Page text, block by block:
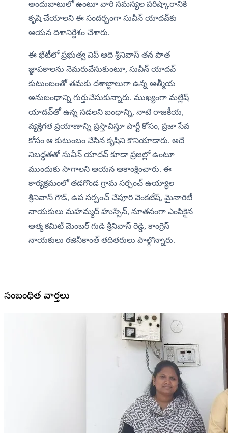
అందుబాటులో ఉంటూ వారి సమస్యల పరిష్కారానికి
కృషి చేయాలని ఈ సందర్భంగా సువీన్ యాదవ్‌కు
ఆయన దిశానిర్దేశం చేశారు.
ఈ భేటీలో ప్రభుత్వ విప్ ఆది శ్రీనివాస్ తన పాత
జ్ఞాపకాలను నెమరువేసుకుంటూ, సువీన్ యాదవ్
కుటుంబంతో తమకు దశాబ్దాలుగా ఉన్న ఆత్మీయ
అనుబంధాన్ని గుర్తుచేసుకున్నారు. ముఖ్యంగా మల్లేష్
యాదవ్‌తో ఉన్న సడలని బంధాన్ని, నాటి రాజకీయ,
వ్యక్తిగత ప్రయాణాన్ని ప్రస్తావిస్తూ పార్టీ కోసం, ప్రజా సేవ
కోసం ఆ కుటుంబం చేసిన కృషిని కొనియాడారు. అదే
నిబద్ధతతో సువీన్ యాదవ్ కూడా ప్రజల్లో ఉంటూ
ముందుకు సాగాలని ఆయన ఆకాంక్షించారు. ఈ
కార్యక్రమంలో తడగొండ గ్రామ సర్పంచ్ ఉయ్యాల
శ్రీనివాస్ గౌడ్, ఉప సర్పంచ్ చేపూరి వెంకటేష్, మైనారిటీ
నాయకులు మహమ్మద్ హుస్సేన్, నూతనంగా ఎంపికైన
ఆత్మ కమిటీ మెంబర్ గుడి శ్రీనివాస్ రెడ్డి, కాంగ్రెస్
నాయకులు రజినీకాంత్ తదితరులు పాల్గొన్నారు.
సంబంధిత వార్తలు